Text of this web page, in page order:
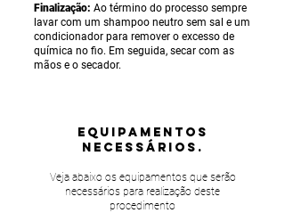
Finalização: Ao término do processo sempre
lavar com um shampoo neutro sem sal e um
condicionador para remover o excesso de
química no fio. Em seguida, secar com as
mãos e o secador.
equipamentos
NECESSÁRIOS.
Veja abaixo os equipamentos que serão
necessários para realização deste
procedimento